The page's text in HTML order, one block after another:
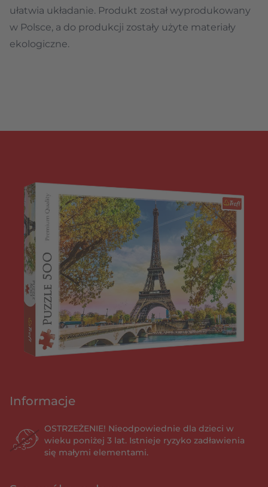
ułatwia układanie. Produkt został wyprodukowany
w Polsce, a do produkcji zostały użyte materiały
ekologiczne.
Informacje
OSTRZEŻENIE! Nieodpowiednie dla dzieci w
wieku poniżej 3 lat. Istnieje ryzyko zadławienia
się małymi elementami.